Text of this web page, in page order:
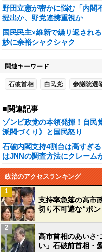
野田立憲が密かに悩む「内
提出か、野党連携重視か
国民民主×維新で繰り返され
妙に余裕シャクシャク
関連キーワード
石破首相 自民党 参議院選
■関連記事
ゾンビ政党の本領発揮！自民
派閥づくり》と国民怒り
石破内閣支持4割台は高すぎ
はJNNの調査方法にクレーム
政治のアクセスランキング
支持率急落の高市
切り不可避な“ポ
1
高市首相のあいさ
い」石破前首相・
2